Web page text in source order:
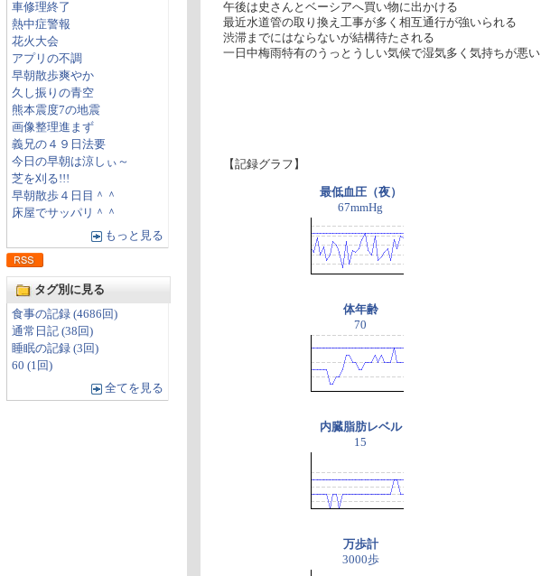
車修理終了
熱中症警報
花火大会
アプリの不調
早朝散歩爽やか
久し振りの青空
熊本震度7の地震
画像整理進まず
義兄の４９日法要
今日の早朝は涼しぃ～
芝を刈る!!!
早朝散歩４日目＾＾
床屋でサッパリ＾＾
もっと見る
タグ別に見る
食事の記録 (4686回)
通常日記 (38回)
睡眠の記録 (3回)
60 (1回)
全てを見る
午後は史さんとベーシアへ買い物に出かける
最近水道管の取り換え工事が多く相互通行が強いられる
渋滞までにはならないが結構待たされる
一日中梅雨特有のうっとうしい気候で湿気多く気持ちが悪い
【記録グラフ】
最低血圧（夜）
67mmHg
体年齢
70
内臓脂肪レベル
15
万歩計
3000歩